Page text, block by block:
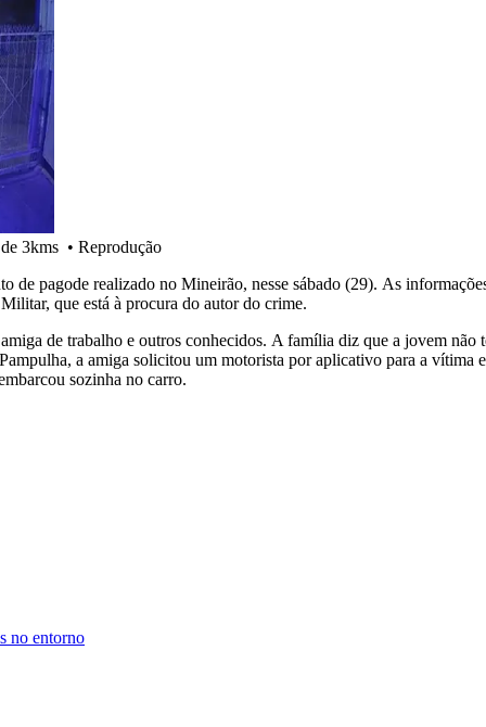
3kms • Reprodução
de pagode realizado no Mineirão, nesse sábado (29). As
que está à procura do autor do crime.
de trabalho e outros conhecidos. A família diz que a jovem
a amiga solicitou um motorista por aplicativo para a
sozinha no carro.
no entorno